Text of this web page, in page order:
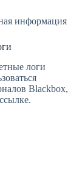
информация
логи
Blackbox,